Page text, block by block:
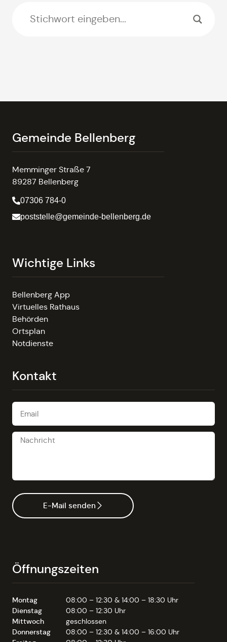
Gemeinde Bellenberg
Memminger Straße 7
89287 Bellenberg
07306 784-0
poststelle@gemeinde-bellenberg.de
Wichtige Links
Bellenberg App
Virtuelles Rathaus
Behörden
Ortsplan
Notdienste
Kontakt
E-Mail senden
Öffnungszeiten
Montag
08:00 – 12:30 & 14:00 – 18:30 Uhr
Dienstag
08:00 – 12:30 Uhr
Mittwoch
geschlossen
Donnerstag
08:00 – 12:30 & 14:00 – 16:00 Uhr